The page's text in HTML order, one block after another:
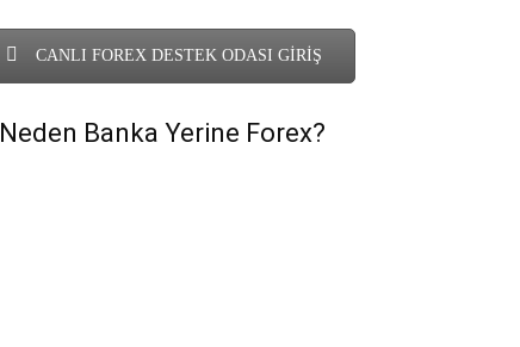
CANLI FOREX DESTEK ODASI GİRİŞ
Neden Banka Yerine Forex?